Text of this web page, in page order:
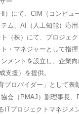
）にて、CIM（コンピュ
ム、AI（人工知能）応
（株）にて、プロジェ
・マネジャーとして指揮
メントを設立し、企業
支援）を提供。
プロバイダー」として表
会（PMAJ）副理事長、
ITプロジェクトマネジメ